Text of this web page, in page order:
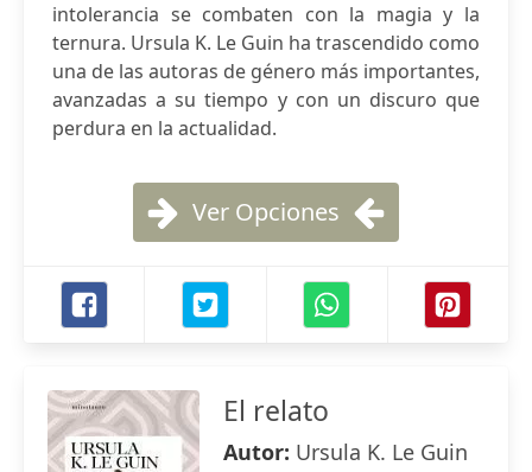
intolerancia se combaten con la magia y la
ternura. Ursula K. Le Guin ha trascendido como
una de las autoras de género más importantes,
avanzadas a su tiempo y con un discuro que
perdura en la actualidad.
Ver Opciones
El relato
Autor: Ursula K. Le Guin